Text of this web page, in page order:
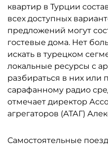
квартир в Турции
всех доступных
предложений могут
гостевые дома. Нет
искать в турецком
локальные ресурсы с
разбираться в них или
сарафанному радио
отмечает директор
агрегаторов (АТАГ)
Самостоятельные